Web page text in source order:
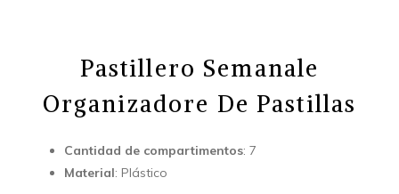
Pastillero Semanale
Organizadore De Pastillas
Cantidad de compartimentos: 7
Material: Plástico